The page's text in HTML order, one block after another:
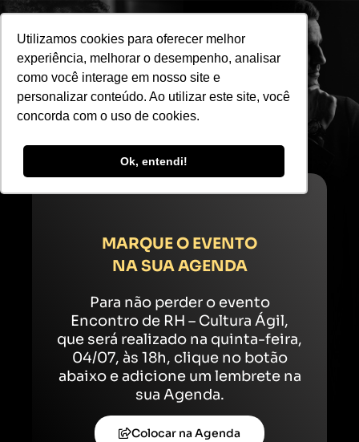
Utilizamos cookies para oferecer melhor
experiência, melhorar o desempenho, analisar
como você interage em nosso site e
personalizar conteúdo. Ao utilizar este site, você
concorda com o uso de cookies.
Ok, entendi!
PARABÉNS!
Inscrição confirmada com
Aguardamos você no evento!
MARQUE O EVENTO
NA SUA AGENDA
Para não perder o evento
Encontro de RH – Cultura Ágil,
que será realizado na quinta-feira,
04/07, às 18h, clique no botão
abaixo e adicione um lembrete na
sua Agenda.
Colocar na Agenda